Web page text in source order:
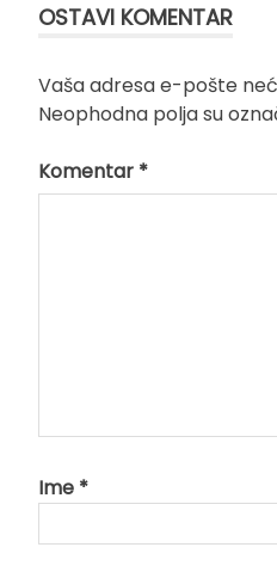
OSTAVI KOMENTAR
Vaša adresa e-pošte
Neophodna polja su
Komentar *
Ime *